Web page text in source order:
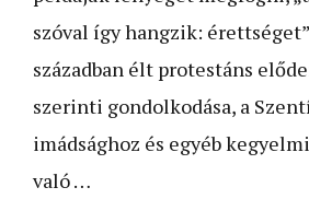
szóval így hangzik:
században élt protestáns
szerinti gondolkodása, a
imádsághoz és egyéb
való …